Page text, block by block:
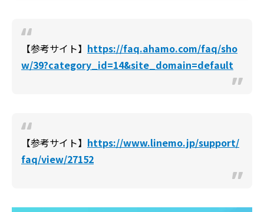
【参考サイト】 https://faq.ahamo.com/faq/sho
w/39?category_id=14&site_domain=default
【参考サイト】 https://www.linemo.jp/support/
faq/view/27152